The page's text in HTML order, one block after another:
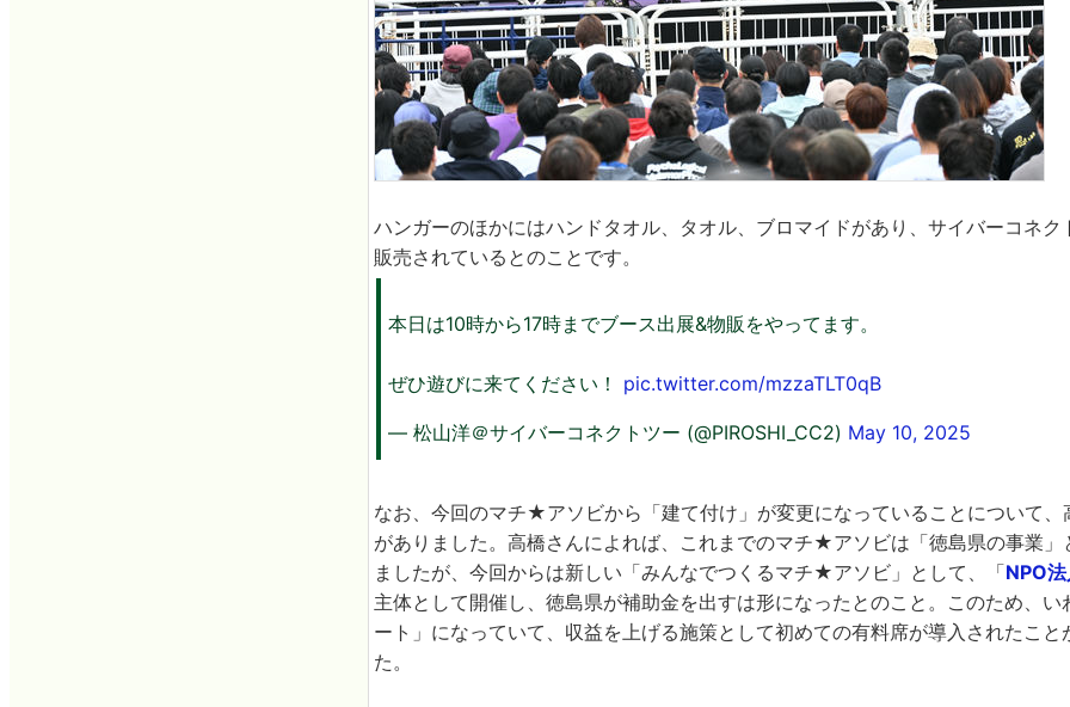
ハンガーのほかにはハンドタオル、タオル、ブロマイドがあり、サイバーコネク
販売されているとのことです。
本日は10時から17時までブース出展&物販をやってます。
ぜひ遊びに来てください！ pic.twitter.com/mzzaTLT0qB
— 松山洋＠サイバーコネクトツー (@PIROSHI_CC2) May 10, 2025
なお、今回のマチ★アソビから「建て付け」が変更になっていることについて、
がありました。高橋さんによれば、これまでのマチ★アソビは「徳島県の事業」
ましたが、今回からは新しい「みんなでつくるマチ★アソビ」として、「NPO
主体として開催し、徳島県が補助金を出すは形になったとのこと。このため、い
ート」になっていて、収益を上げる施策として初めての有料席が導入されたこと
た。